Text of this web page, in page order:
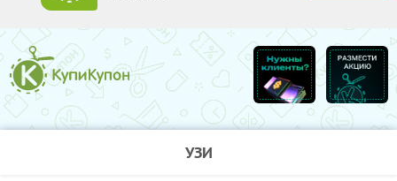
УЗИ